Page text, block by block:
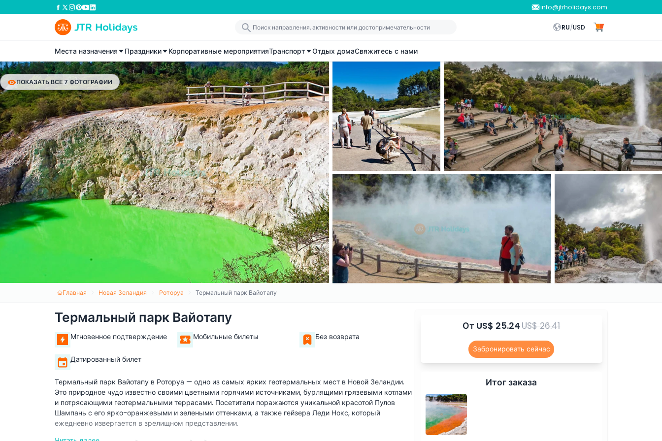
info@jtrholidays.com
RU/USD
Места назначения Праздники Корпоративные мероприятияТранспорт Отдых домаСвяжитесь с нами
ПОКАЗАТЬ ВСЕ 7 ФОТОГРАФИИ
Главная Новая Зеландия Роторуа Термальный парк Вайотапу
Термальный парк Вайотапу
Мгновенное подтверждение Мобильные билеты Без возврата
Датированный билет
Термальный парк Вайотапу в Роторуа — одно из самых ярких геотермальных мест в Новой Зеландии.
Это природное чудо известно своими цветными горячими источниками, бурлящими грязевыми котлами
и потрясающими геотермальными террасами. Посетители поражаются уникальной красотой Пулов
Шампань с его ярко-оранжевыми и зелеными оттенками, а также гейзера Леди Нокс, который
ежедневно извергается в зрелищном представлении.
От US$ 25.24US$ 26.41
Забронировать сейчас
Итог заказа